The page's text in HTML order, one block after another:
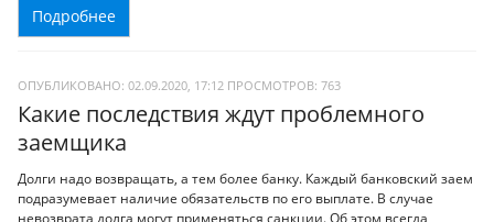
Подробнее
ОПУБЛИКОВАНО: 02.09.2020, 17:12 ПРОСМОТРОВ: 763
Какие последствия ждут проблемного
заемщика
Долги надо возвращать, а тем более банку. Каждый банковский заем
подразумевает наличие обязательств по его выплате. В случае